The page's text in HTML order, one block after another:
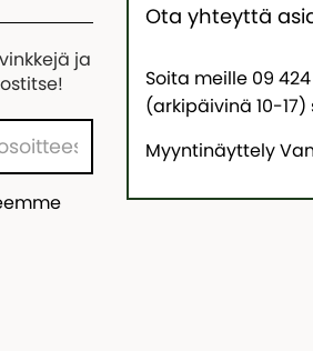
ja
Ota yhteyttä
Soita meille 09 424
(arkipäivinä 10-
Myyntinäyttely